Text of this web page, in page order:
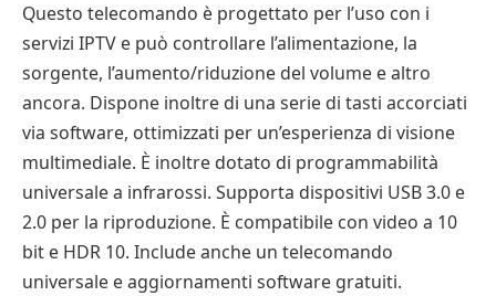
Questo telecomando è progettato per l’uso con i
servizi IPTV e può controllare l’alimentazione, la
sorgente, l’aumento/riduzione del volume e altro
ancora. Dispone inoltre di una serie di tasti accorciati
via software, ottimizzati per un’esperienza di visione
multimediale. È inoltre dotato di programmabilità
universale a infrarossi. Supporta dispositivi USB 3.0 e
2.0 per la riproduzione. È compatibile con video a 10
bit e HDR 10. Include anche un telecomando
universale e aggiornamenti software gratuiti.